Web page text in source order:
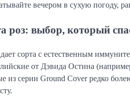
вечером в сухую погоду,
роз: выбор, который
сорта с естественным
от Дэвида Остина
из серии Ground Cover редко